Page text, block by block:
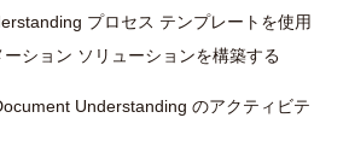
プロセス テンプレートを使用
ーション ソリューションを構築する
Understanding のアクティビテ